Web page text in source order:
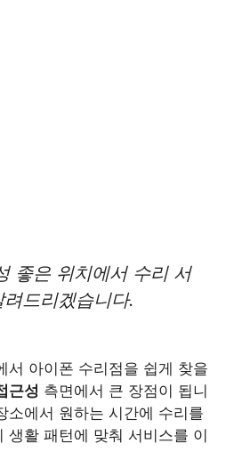
좋은 위치에서 수리 서
드리겠습니다.
서 아이폰 수리점을 쉽게 찾을
근성 측면에서 큰 장점이 됩니
소에서 원하는 시간에 수리를
생활 패턴에 맞춰 서비스를 이